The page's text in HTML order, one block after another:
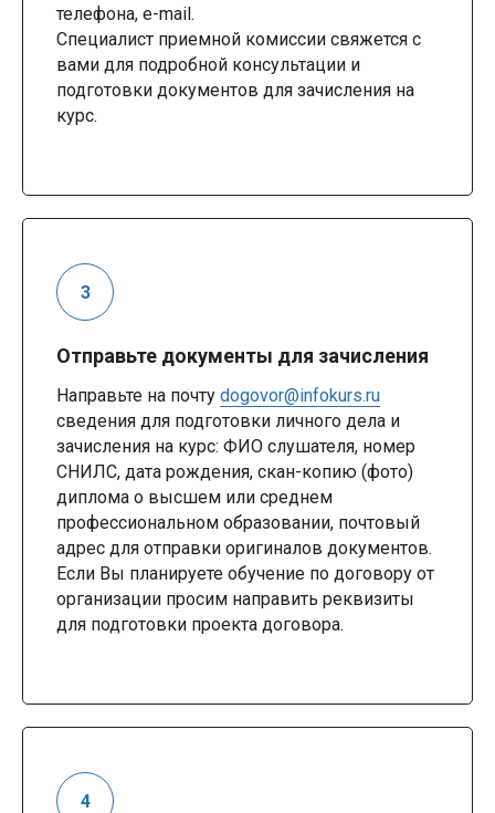
телефона, e-mail.
Специалист приемной комиссии свяжется с
вами для подробной консультации и
подготовки документов для зачисления на
курс.
Отправьте документы для зачисления
Направьте на почту dogovor@infokurs.ru
сведения для подготовки личного дела и
зачисления на курс: ФИО слушателя, номер
СНИЛС, дата рождения, скан-копию (фото)
диплома о высшем или среднем
профессиональном образовании, почтовый
адрес для отправки оригиналов документов.
Если Вы планируете обучение по договору от
организации просим направить реквизиты
для подготовки проекта договора.